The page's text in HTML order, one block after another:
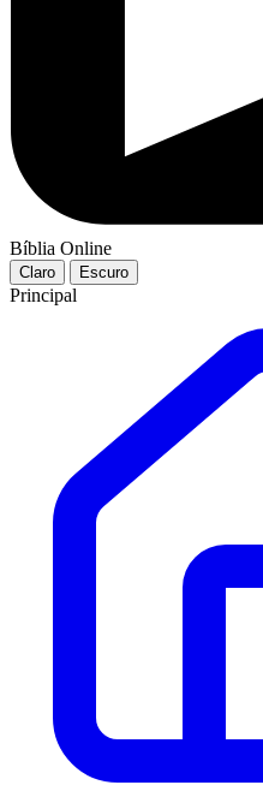
Bíblia Online
Claro Escuro
Principal